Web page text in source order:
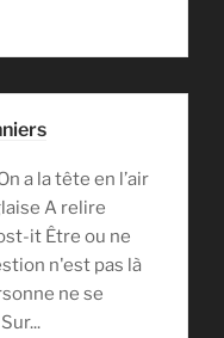
a la tête en l’air
A relire
it Être ou ne
n'est pas là
ne se